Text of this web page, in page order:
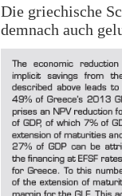
Die griechische
demnach auch